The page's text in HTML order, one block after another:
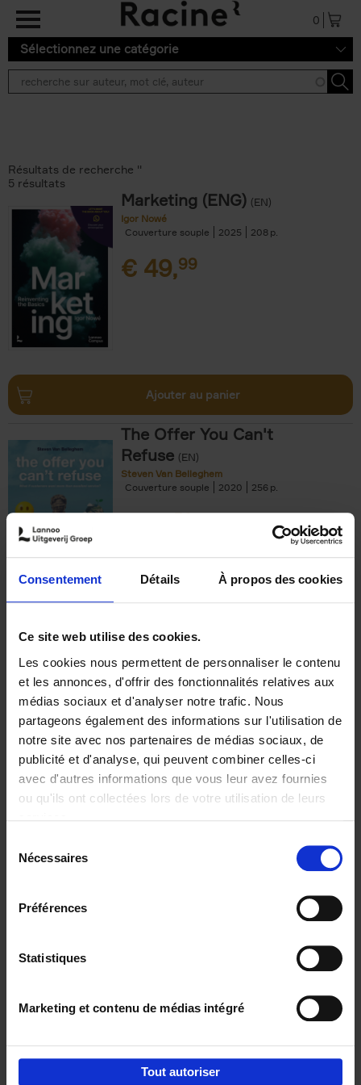
Consentement Détails À propos des cookies
Ce site web utilise des cookies.
Les cookies nous permettent de personnaliser le contenu
et les annonces, d'offrir des fonctionnalités relatives aux
médias sociaux et d'analyser notre trafic. Nous
partageons également des informations sur l'utilisation de
notre site avec nos partenaires de médias sociaux, de
publicité et d'analyse, qui peuvent combiner celles-ci
avec d'autres informations que vous leur avez fournies
ou qu'ils ont collectées lors de votre utilisation de leurs
Nécessaires
Préférences
Statistiques
Marketing et contenu de médias intégré
Tout autoriser
Aller au contenu principal
0
Sélectionnez une catégorie
Résultats de recherche ''
5 résultats
Marketing (ENG) (EN)
Igor Nowé
Couverture souple
2025 208
€ 49,99
Ajouter au panier
The Offer You Can't
Refuse (EN)
Steven Van Belleghem
Couverture souple
2020 256
€37,50
Building Bonds = Building
Business
Jochen Roef Jozefien De Feyter
Carolien Boom
Couverture souple
2025 200
€29,99
Digital marketing like a PRO -
completely revised edition (EN)